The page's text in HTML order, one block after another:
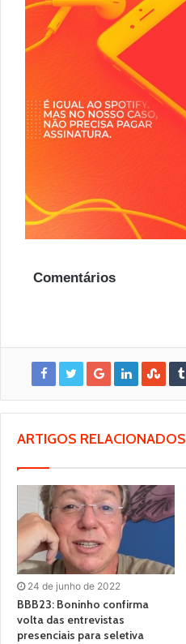
Comentários
ARTIGOS RELACIONADOS
24 de junho de 2022
BBB23: Boninho confirma
volta das entrevistas
presenciais para seletiva